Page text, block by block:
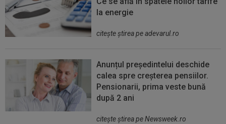
la energie
citeşte ştirea pe adevarul.ro
Anunțul președintelui deschide
calea spre creșterea pensiilor.
Pensionarii, prima veste bună
după 2 ani
citeşte ştirea pe Newsweek.ro